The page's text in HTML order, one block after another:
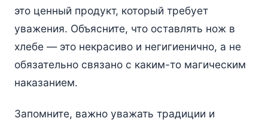
это ценный продукт, который требует
уважения. Объясните, что оставлять нож в
хлебе — это некрасиво и негигиенично, а не
обязательно связано с каким-то магическим
наказанием.
Запомните, важно уважать традиции и